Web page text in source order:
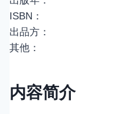
ISBN：
出品方：
其他：
内容简介